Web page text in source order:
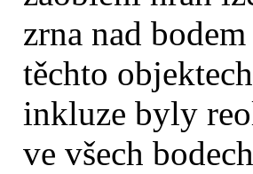
zrna nad
těchto
inkluze byly
ve všech